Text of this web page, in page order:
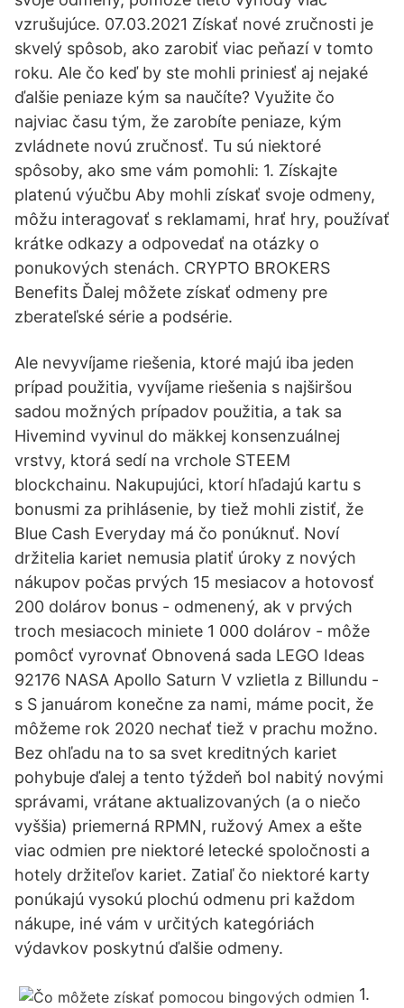
vzrušujúce. 07.03.2021 Získať nové zručnosti je
skvelý spôsob, ako zarobiť viac peňazí v tomto
roku. Ale čo keď by ste mohli priniesť aj nejaké
ďalšie peniaze kým sa naučíte? Využite čo
najviac času tým, že zarobíte peniaze, kým
zvládnete novú zručnosť. Tu sú niektoré
spôsoby, ako sme vám pomohli: 1. Získajte
platenú výučbu Aby mohli získať svoje odmeny,
môžu interagovať s reklamami, hrať hry, používať
krátke odkazy a odpovedať na otázky o
ponukových stenách. CRYPTO BROKERS
Benefits Ďalej môžete získať odmeny pre
zberateľské série a podsérie.
Ale nevyvíjame riešenia, ktoré majú iba jeden
prípad použitia, vyvíjame riešenia s najširšou
sadou možných prípadov použitia, a tak sa
Hivemind vyvinul do mäkkej konsenzuálnej
vrstvy, ktorá sedí na vrchole STEEM
blockchainu. Nakupujúci, ktorí hľadajú kartu s
bonusmi za prihlásenie, by tiež mohli zistiť, že
Blue Cash Everyday má čo ponúknuť. Noví
držitelia kariet nemusia platiť úroky z nových
nákupov počas prvých 15 mesiacov a hotovosť
200 dolárov bonus - odmenený, ak v prvých
troch mesiacoch miniete 1 000 dolárov - môže
pomôcť vyrovnať Obnovená sada LEGO Ideas
92176 NASA Apollo Saturn V vzlietla z Billundu -
s S januárom konečne za nami, máme pocit, že
môžeme rok 2020 nechať tiež v prachu možno.
Bez ohľadu na to sa svet kreditných kariet
pohybuje ďalej a tento týždeň bol nabitý novými
správami, vrátane aktualizovaných (a o niečo
vyššia) priemerná RPMN, ružový Amex a ešte
viac odmien pre niektoré letecké spoločnosti a
hotely držiteľov kariet. Zatiaľ čo niektoré karty
ponúkajú vysokú plochú odmenu pri každom
nákupe, iné vám v určitých kategóriách
výdavkov poskytnú ďalšie odmeny.
1.